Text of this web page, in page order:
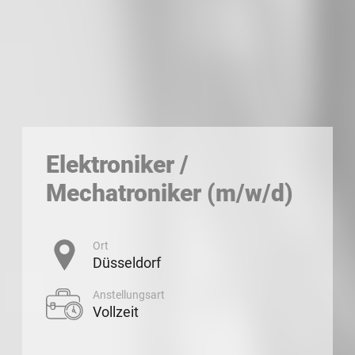
Elektroniker /
Mechatroniker (m/w/d)
Ort
Düsseldorf
Anstellungsart
Vollzeit